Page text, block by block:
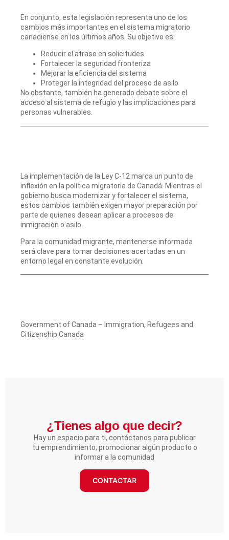
En conjunto, esta legislación representa uno de los
cambios más importantes en el sistema migratorio
canadiense en los últimos años. Su objetivo es:
Reducir el atraso en solicitudes
Fortalecer la seguridad fronteriza
Mejorar la eficiencia del sistema
Proteger la integridad del proceso de asilo
No obstante, también ha generado debate sobre el
acceso al sistema de refugio y las implicaciones para
personas vulnerables.
La implementación de la Ley C-12 marca un punto de
inflexión en la política migratoria de Canadá. Mientras el
gobierno busca modernizar y fortalecer el sistema,
estos cambios también exigen mayor preparación por
parte de quienes desean aplicar a procesos de
inmigración o asilo.
Para la comunidad migrante, mantenerse informada
será clave para tomar decisiones acertadas en un
entorno legal en constante evolución.
Government of Canada – Immigration, Refugees and
Citizenship Canada
¿Tienes algo que decir?​
Hay un espacio para ti, contáctanos para publicar
tu emprendimiento, promocionar algún producto o
informar a la comunidad
CONTACTAR